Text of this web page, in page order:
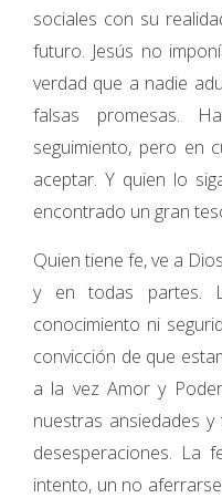
sociales con su
futuro. Jesús no
verdad que a nadie
falsas promesas.
seguimiento, pero en
aceptar. Y quien lo
encontrado un gran
Quien tiene fe, ve a
y en todas partes.
conocimiento ni
convicción de que
a la vez Amor y
nuestras ansiedades
desesperaciones. La
intento, un no